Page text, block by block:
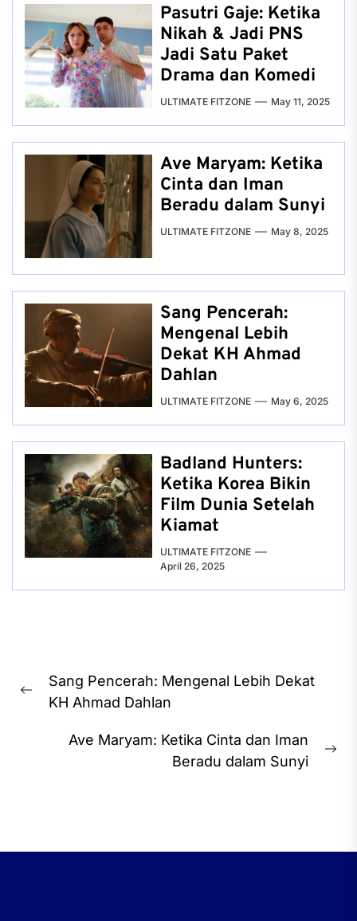
Pasutri Gaje: Ketika
Nikah & Jadi PNS
Jadi Satu Paket
Drama dan Komedi
ULTIMATE FITZONE May 11, 2025
Ave Maryam: Ketika
Cinta dan Iman
Beradu dalam Sunyi
ULTIMATE FITZONE May 8, 2025
Sang Pencerah:
Mengenal Lebih
Dekat KH Ahmad
Dahlan
ULTIMATE FITZONE May 6, 2025
Badland Hunters:
Ketika Korea Bikin
Film Dunia Setelah
Kiamat
ULTIMATE FITZONE
April 26, 2025
navigation
Previous
Sang Pencerah: Mengenal Lebih Dekat
KH Ahmad Dahlan
Ave Maryam: Ketika Cinta dan Iman
Beradu dalam Sunyi